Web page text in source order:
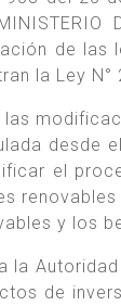
de las
la Ley
las
desde
el
y los
la
de